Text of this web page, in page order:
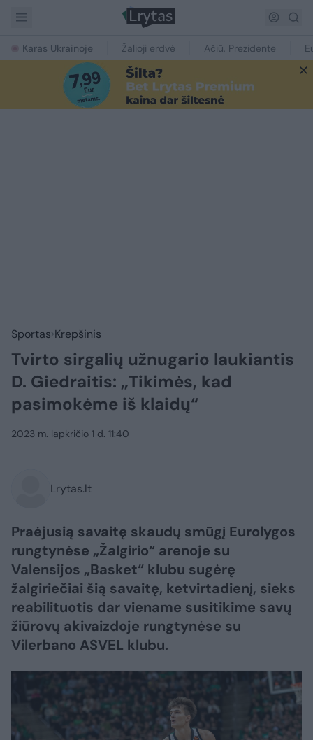
Karas Ukrainoje Žalioji erdvė Ačiū, Prezidente
Sportas Krepšinis
Tvirto sirgalių užnugario laukiantis
D. Giedraitis: „Tikimės, kad
pasimokėme iš klaidų“
2023 m. lapkričio 1 d. 11:40
Lrytas.lt
Praėjusią savaitę skaudų smūgį Eurolygos
rungtynėse „Žalgirio“ arenoje su
Valensijos „Basket“ klubu sugėrę
žalgiriečiai šią savaitę, ketvirtadienį, sieks
reabilituotis dar viename susitikime savų
žiūrovų akivaizdoje rungtynėse su
Vilerbano ASVEL klubu.